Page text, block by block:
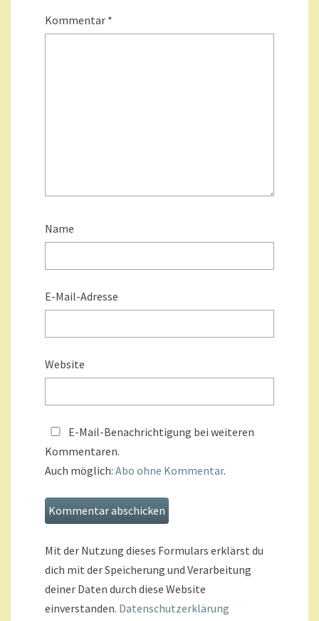
Kommentar *
Name
E-Mail-Adresse
Website
E-Mail-Benachrichtigung bei weiteren
Kommentaren.
Auch möglich: Abo ohne Kommentar.
Mit der Nutzung dieses Formulars erklärst du
dich mit der Speicherung und Verarbeitung
deiner Daten durch diese Website
einverstanden. Datenschutzerklärung